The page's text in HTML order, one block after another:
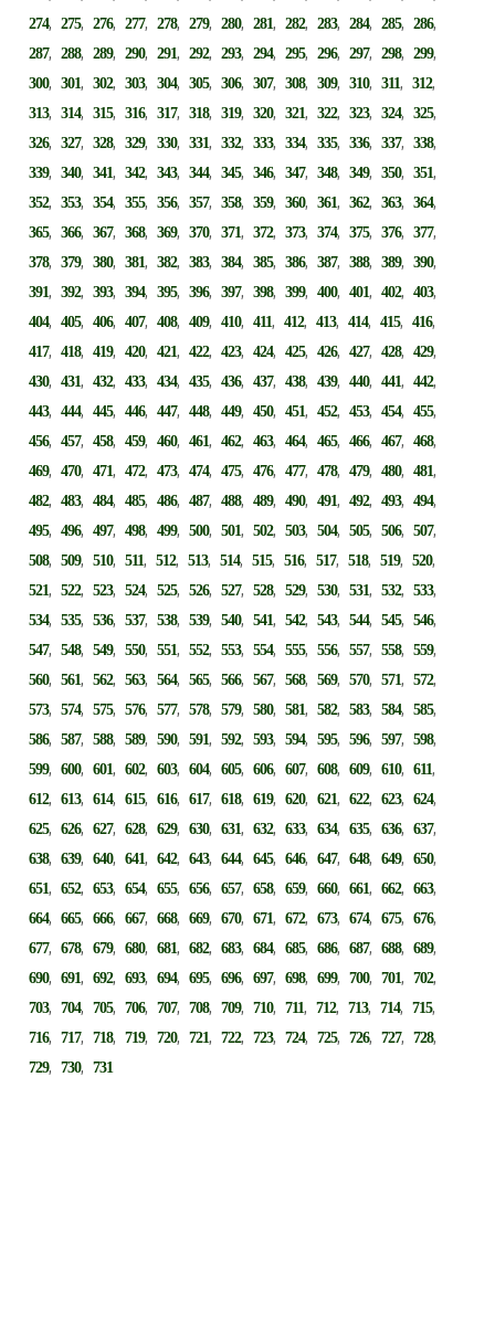
274,275,276,277,278,279,280,281,282,283,284,285,286,
287,288,289,290,291,292,293,294,295,296,297,298,299,
300,301,302,303,304,305,306,307,308,309,310,311,312,
313,314,315,316,317,318,319,320,321,322,323,324,325,
326,327,328,329,330,331,332,333,334,335,336,337,338,
339,340,341,342,343,344,345,346,347,348,349,350,351,
352,353,354,355,356,357,358,359,360,361,362,363,364,
365,366,367,368,369,370,371,372,373,374,375,376,377,
378,379,380,381,382,383,384,385,386,387,388,389,390,
391,392,393,394,395,396,397,398,399,400,401,402,403,
404,405,406,407,408,409,410,411,412,413,414,415,416,
417,418,419,420,421,422,423,424,425,426,427,428,429,
430,431,432,433,434,435,436,437,438,439,440,441,442,
443,444,445,446,447,448,449,450,451,452,453,454,455,
456,457,458,459,460,461,462,463,464,465,466,467,468,
469,470,471,472,473,474,475,476,477,478,479,480,481,
482,483,484,485,486,487,488,489,490,491,492,493,494,
495,496,497,498,499,500,501,502,503,504,505,506,507,
508,509,510,511,512,513,514,515,516,517,518,519,520,
521,522,523,524,525,526,527,528,529,530,531,532,533,
534,535,536,537,538,539,540,541,542,543,544,545,546,
547,548,549,550,551,552,553,554,555,556,557,558,559,
560,561,562,563,564,565,566,567,568,569,570,571,572,
573,574,575,576,577,578,579,580,581,582,583,584,585,
586,587,588,589,590,591,592,593,594,595,596,597,598,
599,600,601,602,603,604,605,606,607,608,609,610,611,
612,613,614,615,616,617,618,619,620,621,622,623,624,
625,626,627,628,629,630,631,632,633,634,635,636,637,
638,639,640,641,642,643,644,645,646,647,648,649,650,
651,652,653,654,655,656,657,658,659,660,661,662,663,
664,665,666,667,668,669,670,671,672,673,674,675,676,
677,678,679,680,681,682,683,684,685,686,687,688,689,
690,691,692,693,694,695,696,697,698,699,700,701,702,
703,704,705,706,707,708,709,710,711,712,713,714,715,
716,717,718,719,720,721,722,723,724,725,726,727,728,
729,730,731